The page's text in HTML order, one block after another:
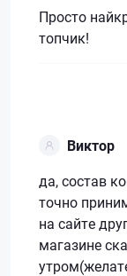
Просто
топчик!
Виктор
да, состав
точно
на сайте
магазине